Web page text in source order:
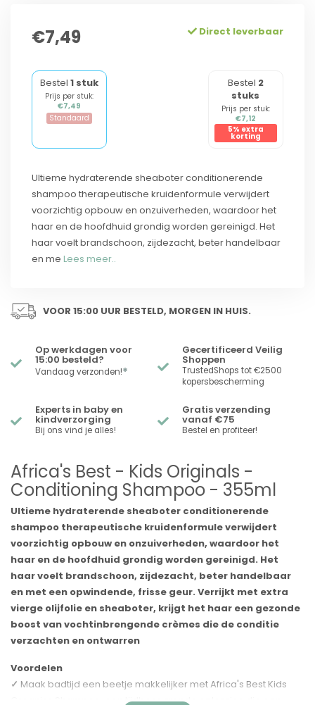
€7,49 Direct leverbaar
Bestel 1 stuk
Prijs per stuk:
€7,49
Standaard
Bestel 2
stuks
Prijs per stuk:
€7,12
5% extra
korting
Ultieme hydraterende sheaboter conditionerende
shampoo therapeutische kruidenformule verwijdert
voorzichtig opbouw en onzuiverheden, waardoor het
haar en de hoofdhuid grondig worden gereinigd. Het
haar voelt brandschoon, zijdezacht, beter handelbaar
en me Lees meer..
VOOR 15:00 UUR BESTELD, MORGEN IN HUIS.
Op werkdagen voor
15:00 besteld?
Vandaag verzonden!*
Gecertificeerd Veilig
Shoppen
TrustedShops tot €2500
kopersbescherming
Experts in baby en
kindverzorging
Bij ons vind je alles!
Gratis verzending
vanaf €75
Bestel en profiteer!
Africa's Best - Kids Originals -
Conditioning Shampoo - 355ml
Ultieme hydraterende sheaboter conditionerende
shampoo therapeutische kruidenformule verwijdert
voorzichtig opbouw en onzuiverheden, waardoor het
haar en de hoofdhuid grondig worden gereinigd. Het
haar voelt brandschoon, zijdezacht, beter handelbaar
en met een opwindende, frisse geur. Verrijkt met extra
vierge olijfolie en sheaboter, krijgt het haar een gezonde
boost van vochtinbrengende crèmes die de conditie
verzachten en ontwarren
Voordelen
✓ Maak badtijd een beetje makkelijker met Africa's Best Kids
Organics Shampoo, een tijdbesparende oplossing die een